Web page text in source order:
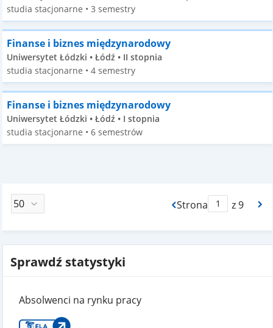
studia stacjonarne • 3 semestry
Finanse i biznes międzynarodowy
Uniwersytet Łódzki • Łódź • II stopnia
studia stacjonarne • 4 semestry
Finanse i biznes międzynarodowy
Uniwersytet Łódzki • Łódź • I stopnia
studia stacjonarne • 6 semestrów
Strona
Max Stronaz 9
Sprawdź statystyki
Absolwenci na rynku pracy